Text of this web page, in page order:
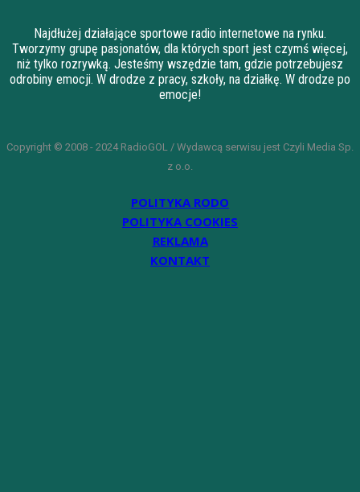
Najdłużej działające sportowe radio internetowe na rynku.
Tworzymy grupę pasjonatów, dla których sport jest czymś więcej,
niż tylko rozrywką. Jesteśmy wszędzie tam, gdzie potrzebujesz
odrobiny emocji. W drodze z pracy, szkoły, na działkę. W drodze po
emocje!
Copyright © 2008 - 2024 RadioGOL / Wydawcą serwisu jest Czyli Media Sp.
z o.o.
POLITYKA RODO
POLITYKA COOKIES
REKLAMA
KONTAKT